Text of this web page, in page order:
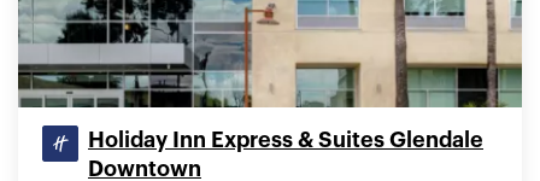
Holiday Inn Express & Suites Glendale
Downtown